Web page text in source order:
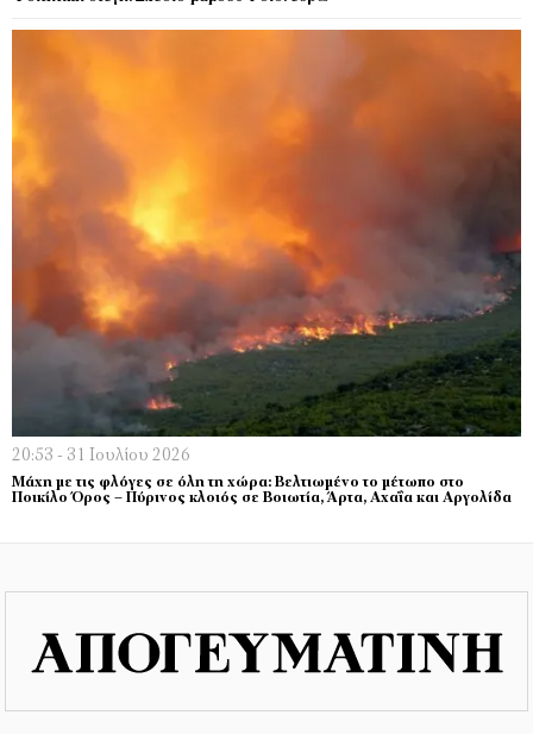
20:53 - 31 Ιουλίου 2026
Μάχη με τις φλόγες σε όλη τη χώρα: Βελτιωμένο το μέτωπο στο
Ποικίλο Όρος – Πύρινος κλοιός σε Βοιωτία, Άρτα, Αχαΐα και Αργολίδα